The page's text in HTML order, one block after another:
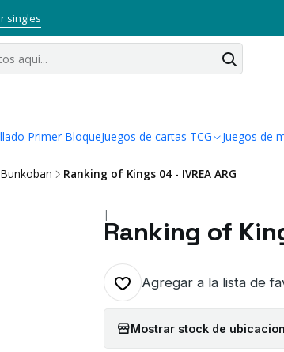
Primer BloqueJuegos de cartas TCG Juegos de
singles
Bunkoban Ranking of Kings 04 - IVREA ARG
|
Ranking of
Agregar a la lista de
Mostrar stock de